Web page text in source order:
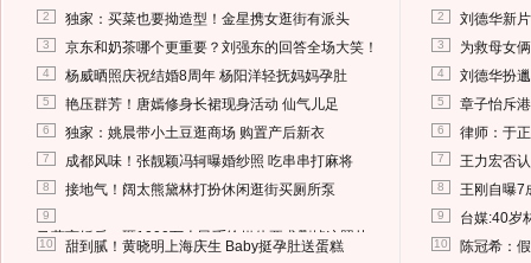
2 独家：买菜也要拗造型！金星携女逛街有派头
3 京东和奶茶哪个更重要？刘强东的回答全场大笑！
4 杨威晒照庆祝结婚8周年 杨阳洋轻抚妈妈孕肚
5 艳压群芳！唐嫣修身长裙现身活动 仙气儿足
6 独家：姚晨带小土豆逛商场 购置产后新衣
7 成都风味！张靓颖冯轲曝婚纱照 吃串串打麻将
8 接地气！阔太熊黛林打扮休闲逛街买厕所泵
9
马蓉离婚后，砸1000万人民币给媒体要求删掉这照片
10 甜到腻！黄晓明上海庆生 Baby挺孕肚送蛋糕
2 刘德华新
3 为救母女
4 刘德华扮
5 章子怡斥
6 律师：于
7 王力宏否
8 王刚自曝7
9 台媒:40岁
10 陈冠希：